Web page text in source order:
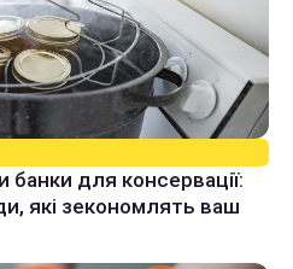
банки для консервації:
які зекономлять ваш